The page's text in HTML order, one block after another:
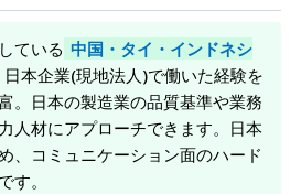
ている 中国・タイ・インドネシ
日本企業(現地法人)で働いた経験を
。日本の製造業の品質基準や業務
人材にアプローチできます。日本
、コミュニケーション面のハード
す。